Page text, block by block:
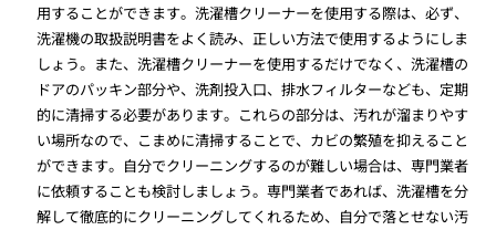
用することができます。洗濯槽クリーナーを使用する際は、必ず、
洗濯機の取扱説明書をよく読み、正しい方法で使用するようにしま
しょう。また、洗濯槽クリーナーを使用するだけでなく、洗濯槽の
ドアのパッキン部分や、洗剤投入口、排水フィルターなども、定期
的に清掃する必要があります。これらの部分は、汚れが溜まりやす
い場所なので、こまめに清掃することで、カビの繁殖を抑えること
ができます。自分でクリーニングするのが難しい場合は、専門業者
に依頼することも検討しましょう。専門業者であれば、洗濯槽を分
解して徹底的にクリーニングしてくれるため、自分で落とせない汚